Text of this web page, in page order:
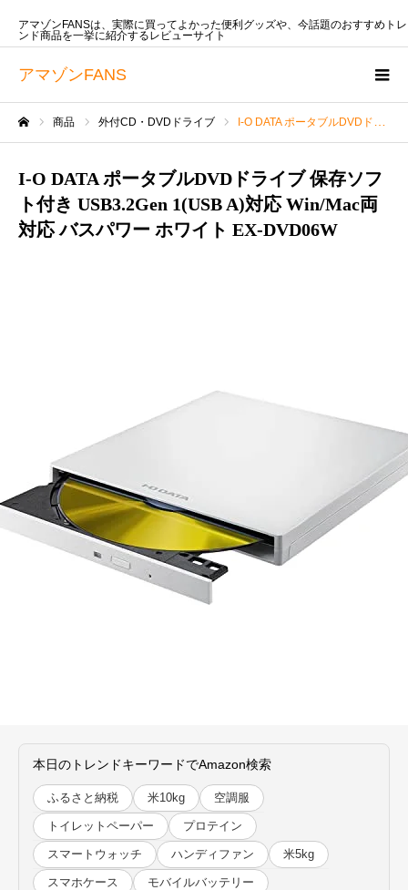
アマゾンFANS
アマゾンFANSは、実際に買ってよかった便利グッズや、今話題のおすすめトレ
ンド商品を一挙に紹介するレビューサイト
商品 外付CD・DVDドライブ I-O DATA ポータブルDVDドライブ 保存ソフト付き USB3.2Gen 1(USB A)対応 Win/Mac両対応 バスパワー ホワイト EX-DVD06W
I-O DATA ポータブルDVDドライブ 保存ソフ
ト付き USB3.2Gen 1(USB A)対応 Win/Mac両
対応 バスパワー ホワイト EX-DVD06W
本日のトレンドキーワードでAmazon検索
ふるさと納税 米10kg 空調服
トイレットペーパー プロテイン
スマートウォッチ ハンディファン 米5kg
スマホケース モバイルバッテリー